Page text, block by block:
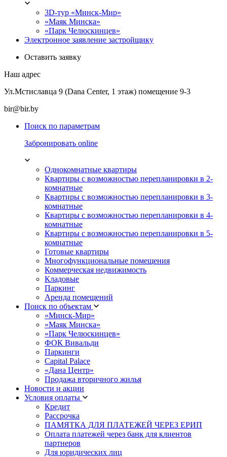
3D-тур «Минск-Мир»
«Маяк Минска»
«Парк Челюскинцев»
Электронное заявление застройщику
Оставить заявку
Наш адрес
Ул.Мстиславца 9 (Dana Center, 1 этаж) помещение 9-3
bir@bir.by
Поиск по параметрам
Забронировать online
Однокомнатные квартиры
Квартиры с возможностью перепланировки в 2-
комнатные
Квартиры с возможностью перепланировки в 3-
комнатные
Квартиры с возможностью перепланировки в 4-
комнатные
Квартиры с возможностью перепланировки в 5-
комнатные
Готовые квартиры
Многофункциональные помещения
Коммерческая недвижимость
Кладовые
Паркинг
Аренда помещений
Поиск по объектам
«Минск-Мир»
«Маяк Минска»
«Парк Челюскинцев»
ФОК Вивальди
Паркинги
Capital Palace
«Дана Центр»
Продажа вторичного жилья
Новости и акции
Условия оплаты
Кредит
Рассрочка
ПАМЯТКА ДЛЯ ПЛАТЕЖЕЙ ЧЕРЕЗ ЕРИП
Оплата платежей через банк для клиентов
партнеров
Для юридических лиц